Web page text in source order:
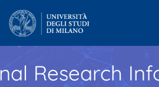
Research